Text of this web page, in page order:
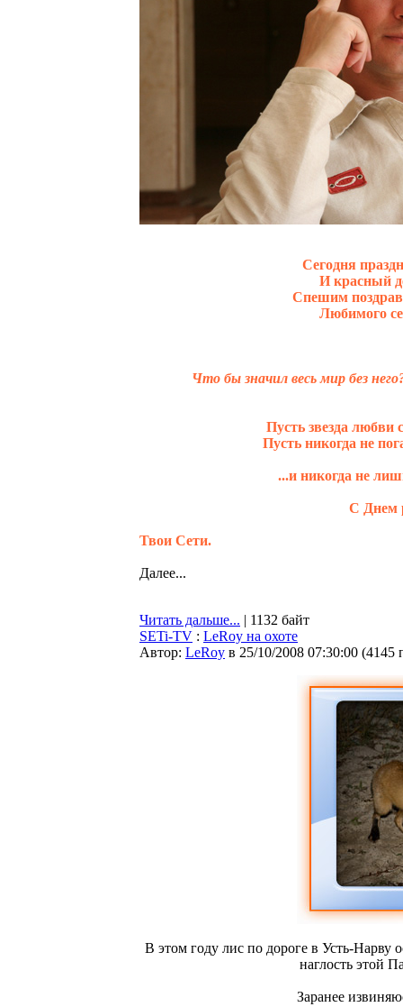
Сегодня
И красный
Спешим
Любимого
Что бы значил весь мир без
Пусть звезда любви
Пусть никогда не
...и никогда не
С Днем
Твои Сети.
Далее...
Читать дальше... | 1132 байт
SETi-TV : LeRoy на охоте
Автор: LeRoy в 25/10/2008 07:30:00 (4145
В этом году лис по дороге в Усть-
наглость этой
Заранее